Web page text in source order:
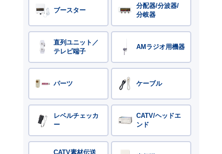
ブースター
分配器/分波器/
分岐器
直列ユニット／
テレビ端子
AMラジオ用機器
パーツ ケーブル
レベルチェッカ
ー
CATV/ヘッドエ
ンド
CATV素材伝送